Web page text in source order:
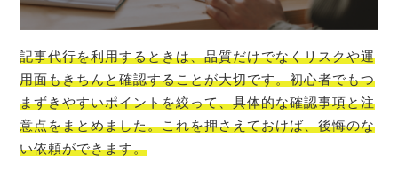
記事代行を利用するときは、品質だけでなくリスクや運
用面もきちんと確認することが大切です。初心者でもつ
まずきやすいポイントを絞って、具体的な確認事項と注
意点をまとめました。これを押さえておけば、後悔のな
い依頼ができます。